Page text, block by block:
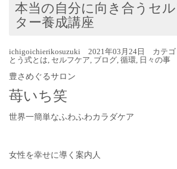
本当の自分に向き合うセ
ター養成講座
ichigoichierikosuzuki 2021年03月24日 カテゴ
とう式とは, セルフケア, ブログ, 循環, 日々の事
豊さめぐるサロン
苺いち笑
世界一簡単なふわふわカラダケア
女性を幸せに導く案内人